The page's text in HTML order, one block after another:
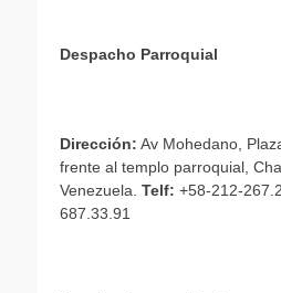
Despacho Parroquial
Dirección: Av Mohedano,
frente al templo parroquial,
Venezuela. Telf: +58-212-
687.33.91